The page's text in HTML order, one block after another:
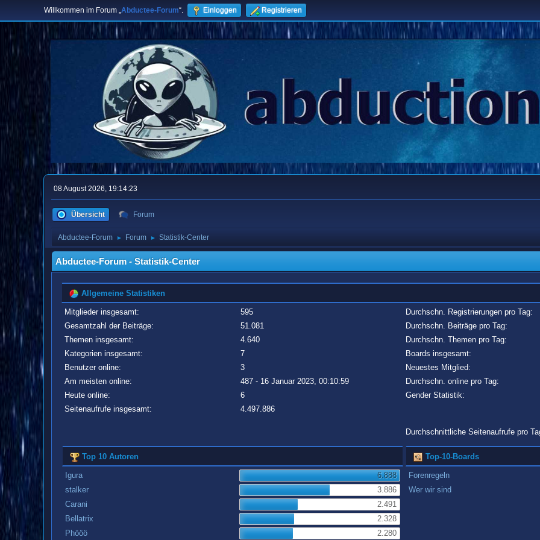
Willkommen im Forum „Abductee-Forum“. Einloggen Registrieren
08 August 2026, 19:14:23
Übersicht Forum
Abductee-Forum ► Forum ► Statistik-Center
Abductee-Forum - Statistik-Center
Allgemeine Statistiken
Mitglieder insgesamt:
595
Gesamtzahl der Beiträge:
51.081
Themen insgesamt:
4.640
Kategorien insgesamt:
7
Benutzer online:
3
Am meisten online:
487 - 16 Januar 2023, 00:10:59
Heute online:
6
Seitenaufrufe insgesamt:
4.497.886
Durchschn. Registrierungen pro Tag:
Durchschn. Beiträge pro Tag:
Durchschn. Themen pro Tag:
Boards insgesamt:
Neuestes Mitglied:
Durchschn. online pro Tag:
Gender Statistik:
Durchschnittliche Seitenaufrufe pro
Top 10 Autoren
Igura
6.888
stalker
3.886
Carani
2.491
Bellatrix
2.328
Phööö
2.280
Top-10-Boards
Forenregeln
Wer wir sind